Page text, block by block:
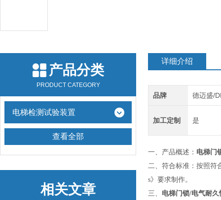
产品分类
PRODUCT CATEGORY
电梯检测试验装置
查看全部
相关文章
详细介绍
品牌 德迈盛/
加工定制 是
一、产品概述： 电梯门
二、符合标准：按照符
s》 要求制作。
三、 电梯门锁/电气耐久